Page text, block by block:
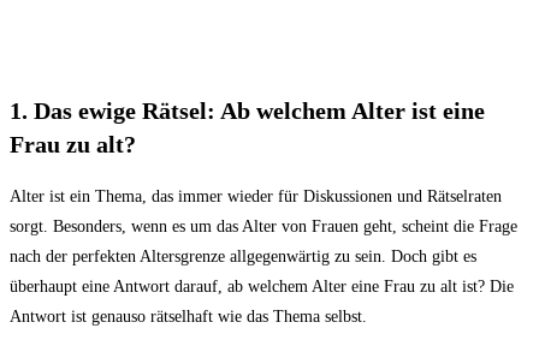
1. Das ewige ⁣Rätsel: ‌Ab welchem Alter ist eine
Frau zu alt?
Alter ist ein Thema, ⁤das⁢ immer wieder für Diskussionen und Rätselraten
sorgt. ⁤Besonders, wenn es um das Alter von ‌Frauen geht, scheint die ⁤Frage
nach der ⁢perfekten‍ Altersgrenze allgegenwärtig zu⁤ sein. Doch gibt es
überhaupt eine Antwort darauf, ⁣ab welchem Alter eine Frau zu alt⁢ ist? Die ​
Antwort ist​ genauso rätselhaft wie das ‌Thema selbst.